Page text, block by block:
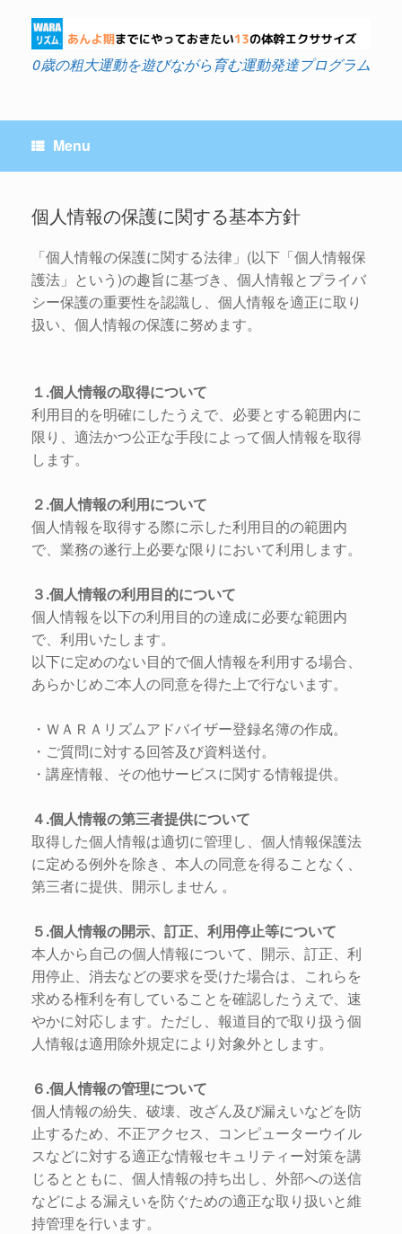
content
0歳の粗大運動を遊びながら育む運動発達プログラム
Menu
個人情報の保護に関する基本方針
「個人情報の保護に関する法律」(以下「個人情報保
護法」という)の趣旨に基づき、個人情報とプライバ
シー保護の重要性を認識し、個人情報を適正に取り
扱い、個人情報の保護に努めます。
１.個人情報の取得について
利用目的を明確にしたうえで、必要とする範囲内に
限り、適法かつ公正な手段によって個人情報を取得
します。
２.個人情報の利用について
個人情報を取得する際に示した利用目的の範囲内
で、業務の遂行上必要な限りにおいて利用します。
３.個人情報の利用目的について
個人情報を以下の利用目的の達成に必要な範囲内
で、利用いたします。
以下に定めのない目的で個人情報を利用する場合、
あらかじめご本人の同意を得た上で行ないます。
・ＷＡＲＡリズムアドバイザー登録名簿の作成。
・ご質問に対する回答及び資料送付。
・講座情報、その他サービスに関する情報提供。
４.個人情報の第三者提供について
取得した個人情報は適切に管理し、個人情報保護法
に定める例外を除き、本人の同意を得ることなく、
第三者に提供、開示しません 。
５.個人情報の開示、訂正、利用停止等について
本人から自己の個人情報について、開示、訂正、利
用停止、消去などの要求を受けた場合は、これらを
求める権利を有していることを確認したうえで、速
やかに対応します。ただし、報道目的で取り扱う個
人情報は適用除外規定により対象外とします。
６.個人情報の管理について
個人情報の紛失、破壊、改ざん及び漏えいなどを防
止するため、不正アクセス、コンピューターウイル
スなどに対する適正な情報セキュリティー対策を講
じるとともに、個人情報の持ち出し、外部への送信
などによる漏えいを防ぐための適正な取り扱いと維
持管理を行います。